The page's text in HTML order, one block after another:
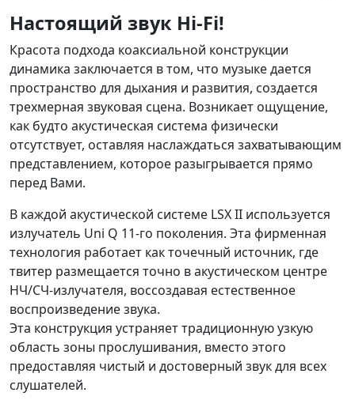
Настоящий звук Hi-Fi!
Красота подхода коаксиальной конструкции
динамика заключается в том, что музыке дается
пространство для дыхания и развития, создается
трехмерная звуковая сцена. Возникает ощущение,
как будто акустическая система физически
отсутствует, оставляя наслаждаться захватывающим
представлением, которое разыгрывается прямо
перед Вами.
В каждой акустической системе LSX II используется
излучатель Uni Q 11-го поколения. Эта фирменная
технология работает как точечный источник, где
твитер размещается точно в акустическом центре
НЧ/СЧ-излучателя, воссоздавая естественное
воспроизведение звука.
Эта конструкция устраняет традиционную узкую
область зоны прослушивания, вместо этого
предоставляя чистый и достоверный звук для всех
слушателей.